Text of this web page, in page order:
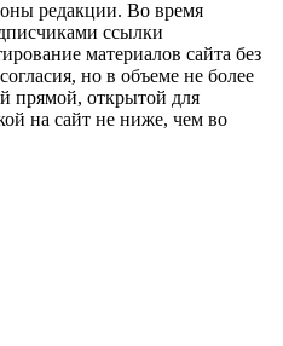
редакции. Во время
ссылки
материалов сайта без
но в объеме не более
прямой, открытой для
на сайт не ниже, чем во